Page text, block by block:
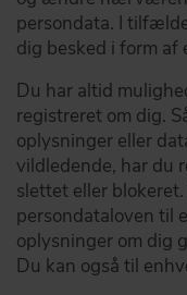
persondata. I
dig besked i form af
Du har altid
registreret om dig.
oplysninger eller
vildledende, har du
slettet eller
persondataloven til
oplysninger om dig
Du kan også til